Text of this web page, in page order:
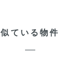
似ている物件